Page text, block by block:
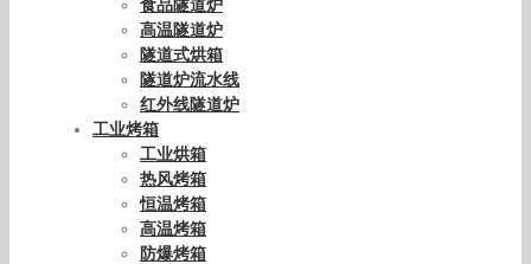
食品隧道炉
高温隧道炉
隧道式烘箱
隧道炉流水线
红外线隧道炉
工业烤箱
工业烘箱
热风烤箱
恒温烤箱
高温烤箱
防爆烤箱